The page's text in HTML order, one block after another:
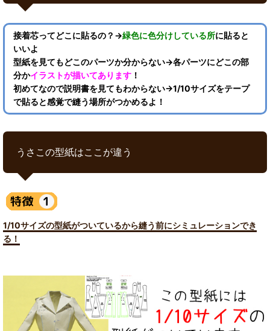
接着芯ってどこに貼るの？→緑色に色分けしている所に貼ると
いいよ
型紙を見てもどこのパーツか分からない→各パーツにどこの部
分かイラストが描いてあります ！
初めてなので説明書を見てもわからない→1/10サイズをテープ
で貼ると感覚で縫う場所がつかめるよ！
うさこの型紙はここが違う
1/10サイズの型紙がついているから縫う前にシミュレーションでき
る！